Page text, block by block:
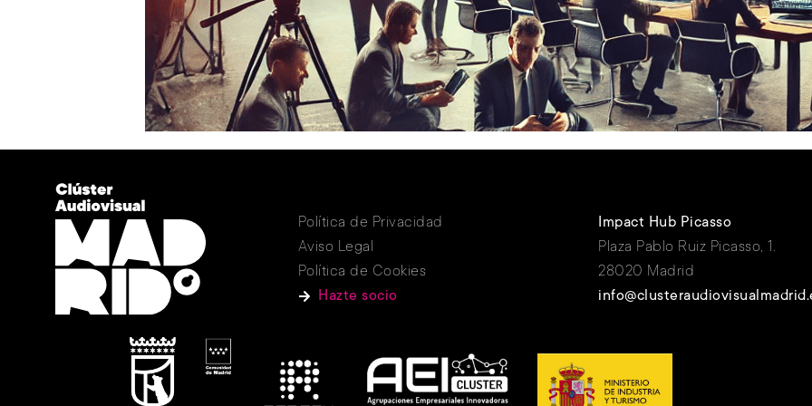
Política de Privacidad
Aviso Legal
Política de Cookies
Hazte socio
Impact Hub Picasso
Plaza Pablo Ruiz Picasso, 1.
28020 Madrid